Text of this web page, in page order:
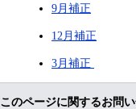
9月補正
12月補正
3月補正
このページに関するお問